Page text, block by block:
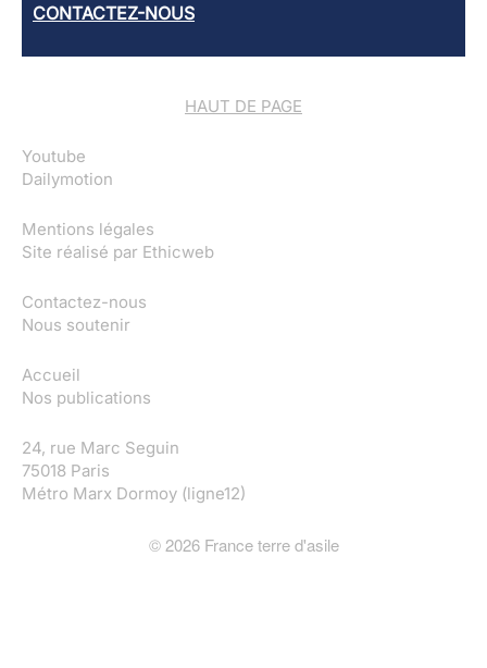
CONTACTEZ-NOUS
HAUT DE PAGE
Youtube
Dailymotion
Mentions légales
Site réalisé par Ethicweb
Contactez-nous
Nous soutenir
Accueil
Nos publications
24, rue Marc Seguin
75018 Paris
Métro Marx Dormoy (ligne12)
© 2026France terre d'asile